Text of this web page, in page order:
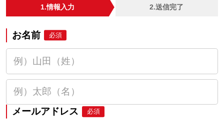
1.情報入力 2.送信完了
お名前 必須
メールアドレス 必須